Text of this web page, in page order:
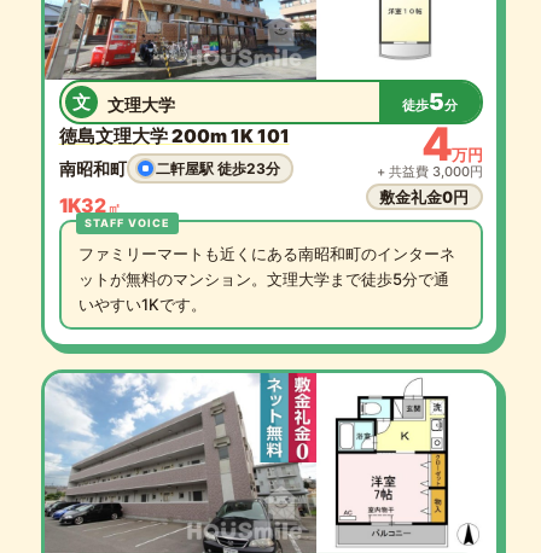
文 文理大学 徒歩5分
徳島文理大学 200m 1K 101
南昭和町 二軒屋駅 徒歩23分
1K32㎡
4万円
+ 共益費 3,000円
敷金礼金0円
ファミリーマートも近くにある南昭和町のインターネ
ットが無料のマンション。文理大学まで徒歩5分で通
いやすい1Kです。